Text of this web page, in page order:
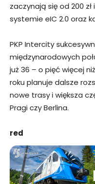
zaczynają się od 200
systemie eIC 2.0 oraz
PKP Intercity
międzynarodowych
już 36 – o pięć więcej
roku planuje dalsze
nowe trasy i większa
Pragi czy Berlina.
red